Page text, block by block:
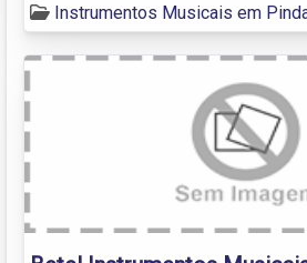
Instrumentos Musicais em